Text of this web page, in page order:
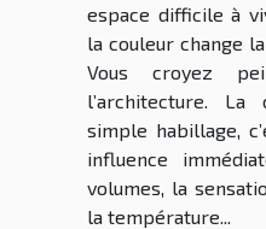
espace difficile à
la couleur change
Vous croyez
l’architecture.
simple habillage,
influence
volumes, la
la température...